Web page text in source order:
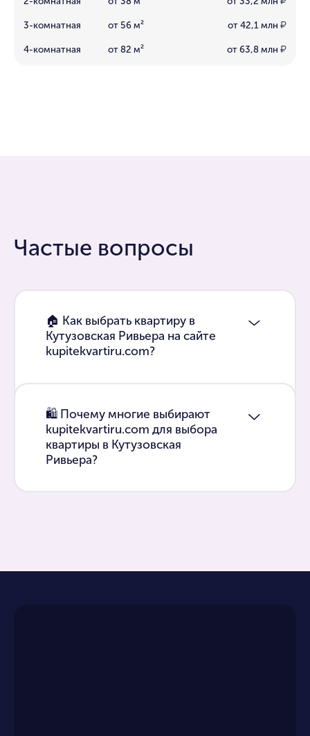
3-комнатная от 56 м² от 42,1 млн ₽
4-комнатная от 82 м² от 63,8 млн ₽
Частые вопросы
🏠 Как выбрать квартиру в
Кутузовская Ривьера на сайте
kupitekvartiru.com?
🛍 Почему многие выбирают
kupitekvartiru.com для выбора
квартиры в Кутузовская
Ривьера?